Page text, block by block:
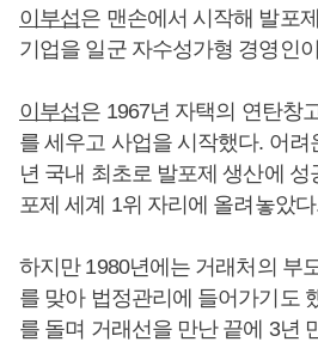
이부섭은 맨손에서 시작해 발포
기업을 일군 자수성가형 경영인
이부섭은 1967년 자택의 연탄창
를 세우고 사업을 시작했다. 어려
년 국내 최초로 발포제 생산에
포제 세계 1위 자리에 올려놓았
하지만 1980년에는 거래처의 부
를 맞아 법정관리에 들어가기도
를 돌며 거래선을 만난 끝에 3년